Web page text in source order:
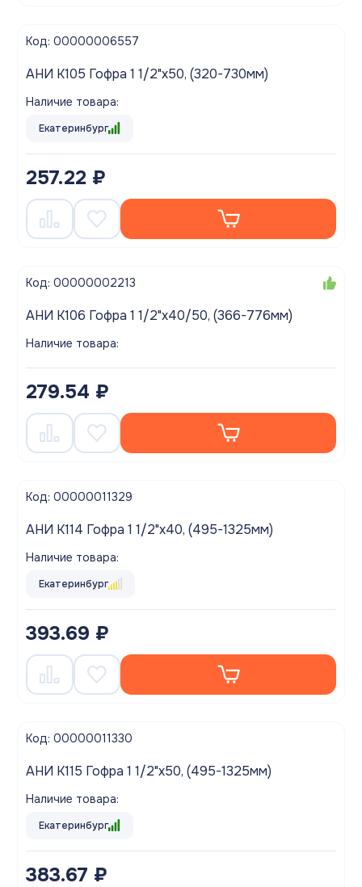
Код: 00000006557
АНИ K105 Гофра 1 1/2"х50, (320-730мм)
Наличие товара:
Екатеринбург
257.22 ₽
Код: 00000002213
АНИ K106 Гофра 1 1/2"х40/50, (366-776мм)
Наличие товара:
279.54 ₽
Код: 00000011329
АНИ K114 Гофра 1 1/2"х40, (495-1325мм)
Наличие товара:
Екатеринбург
393.69 ₽
Код: 00000011330
АНИ K115 Гофра 1 1/2"х50, (495-1325мм)
Наличие товара:
Екатеринбург
383.67 ₽